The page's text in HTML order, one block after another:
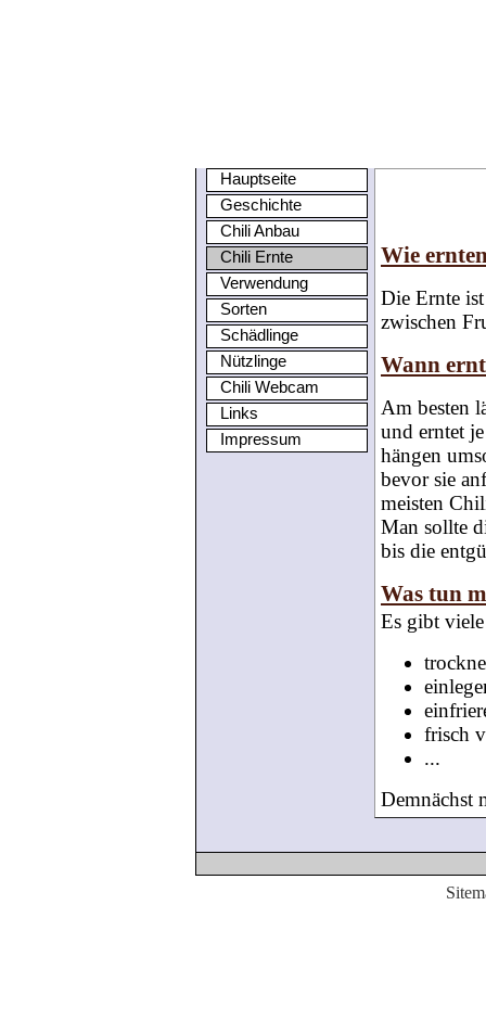
Hauptseite
Geschichte
Chili Anbau
Chili Ernte
Verwendung
Sorten
Schädlinge
Nützlinge
Chili Webcam
Links
Impressum
Wie
Die Ernte
zwischen
Wann
Am besten
und erntet
hängen
bevor sie
meisten
Man sollte
bis die
Was tun
Es gibt
frisch
...
Demnächst